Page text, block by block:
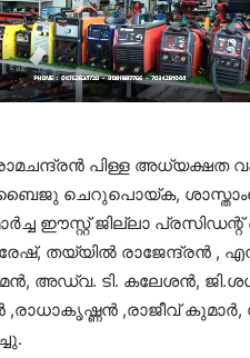
പിള്ള അധ്യക്ഷത
ചെറുപൊയ്ക,
ഈസ്റ്റ് ജില്ലാ
തയ്യിൽ രാജേന്ദ്രൻ ,
അഡ്വ. ടി. കലേശൻ,
,രാധാകൃഷ്ണൻ ,രാജീവ്